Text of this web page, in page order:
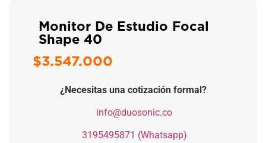
Monitor De Estudio Focal
Shape 40
$3.547.000
¿Necesitas una cotización formal?
info@duosonic.co
3195495871 (Whatsapp)